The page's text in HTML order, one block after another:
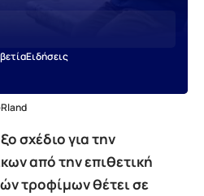
Ειδήσεις
σχέδιο για την
από την επιθετική
τροφίμων θέτει σε